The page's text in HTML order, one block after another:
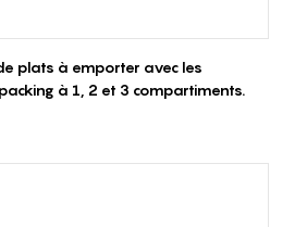
plats à emporter avec les
à 1, 2 et 3 compartiments.